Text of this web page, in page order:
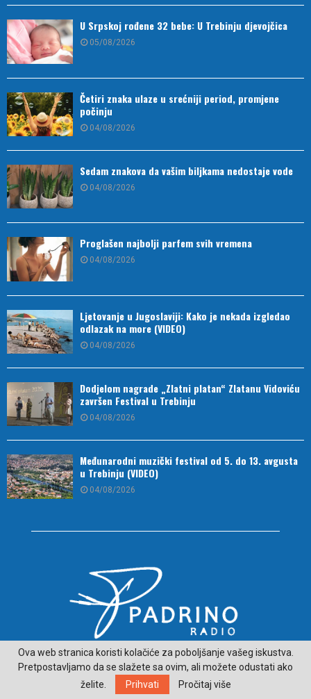
U Srpskoj rođene 32 bebe: U Trebinju djevojčica
05/08/2026
Četiri znaka ulaze u srećniji period, promjene
počinju
04/08/2026
Sedam znakova da vašim biljkama nedostaje vode
04/08/2026
Proglašen najbolji parfem svih vremena
04/08/2026
Ljetovanje u Jugoslaviji: Kako je nekada izgledao
odlazak na more (VIDEO)
04/08/2026
Dodjelom nagrade „Zlatni platan“ Zlatanu Vidoviću
završen Festival u Trebinju
04/08/2026
Međunarodni muzički festival od 5. do 13. avgusta
u Trebinju (VIDEO)
04/08/2026
O NAMA
ČITAJ VIJESTI SA LJEPŠE STRANE HERCEGOVINE - padrino.ba
Ova web stranica koristi kolačiće za poboljšanje vašeg iskustva.
Pretpostavljamo da se slažete sa ovim, ali možete odustati ako
želite.
Prihvati Pročitaj više